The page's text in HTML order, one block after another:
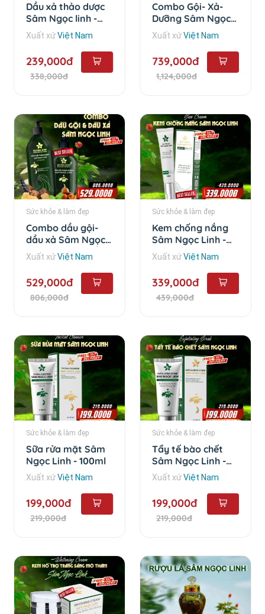
Dầu xả thảo dược
Sâm Ngọc linh -
350
Xuất xứViệt Nam
239,000đ
338,000đ
Combo Gội- Xả-
Dưỡng Sâm Ngọc
Linh - Combo 3 sản
phẩm
Xuất xứViệt Nam
739,000đ
1,124,000đ
Sức khỏe & làm đẹp
Combo dầu gội-
dầu xả Sâm Ngọc
Linh - Combo dầu
gội - dầu xả
Xuất xứViệt Nam
529,000đ
806,000đ
Sức khỏe & làm đẹp
Kem chống nắng
Sâm Ngọc Linh -
50ml
Xuất xứViệt Nam
339,000đ
439,000đ
Sức khỏe & làm đẹp
Sữa rửa mặt Sâm
Ngọc Linh - 100ml
Xuất xứViệt Nam
199,000đ
219,000đ
Sức khỏe & làm đẹp
Tẩy tế bào chết
Sâm Ngọc Linh -
100ml
Xuất xứViệt Nam
199,000đ
219,000đ